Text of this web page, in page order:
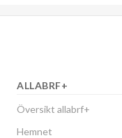
ALLABRF+
Översikt allabrf+
Hemnet